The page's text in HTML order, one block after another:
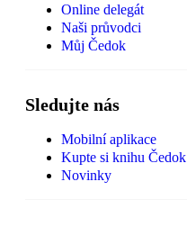
Online delegát
Naši průvodci
Můj Čedok
Sledujte nás
Mobilní aplikace
Kupte si knihu Čedok
Novinky